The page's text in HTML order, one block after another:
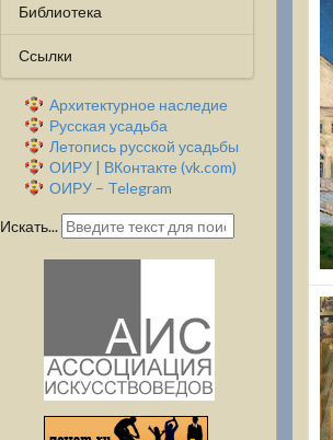
Библиотека
Ссылки
Архитектурное наследие
Русская усадьба
Летопись русской усадьбы
ОИРУ | ВКонтакте (vk.com)
ОИРУ – Telegram
Искать...